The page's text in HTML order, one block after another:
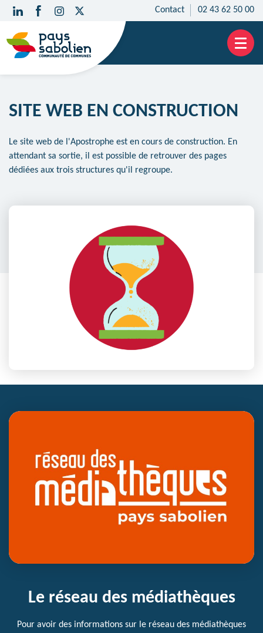
Contact 02 43 62 50 00
SITE WEB EN CONSTRUCTION
Le site web de l'Apostrophe est en cours de construction. En
attendant sa sortie, il est possible de retrouver des pages
dédiées aux trois structures qu'il regroupe.
Le réseau des médiathèques
Pour avoir des informations sur le réseau des médiathèques